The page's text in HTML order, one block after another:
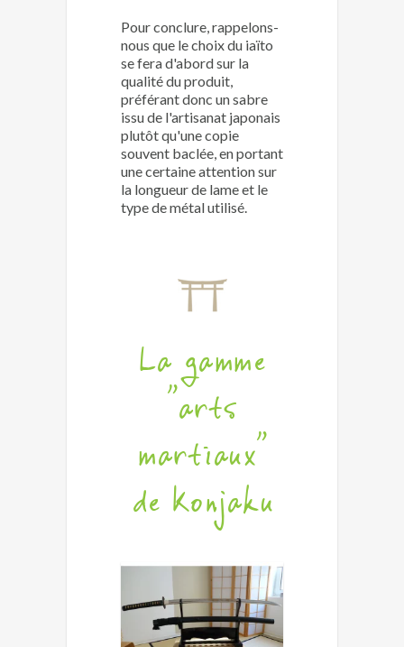
Pour conclure, rappelons-
nous que le choix du iaïto
se fera d'abord sur la
qualité du produit,
préférant donc un sabre
issu de l'artisanat japonais
plutôt qu'une copie
souvent baclée, en portant
une certaine attention sur
la longueur de lame et le
type de métal utilisé.
La gamme
"arts
martiaux"
de Konjaku